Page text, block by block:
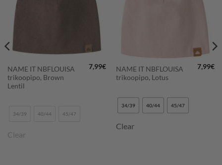
NAME IT NBFLOUISA
trikoopipo, Brown
Lentil
7,99€
34/39 40/44 45/47
Clear
NAME IT NBFLOUISA
trikoopipo, Lotus
7,99€
34/39 40/44 45/47
Clear